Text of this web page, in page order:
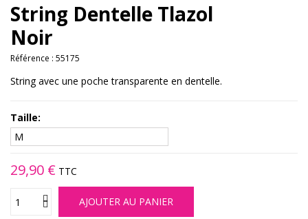
String Dentelle Tlazol
Noir
Référence : 55175
String avec une poche transparente en dentelle.
Taille:
29,90 € TTC
AJOUTER AU PANIER